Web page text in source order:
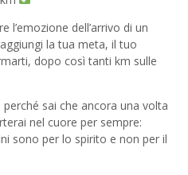
l’emozione dell’arrivo di un
la tua meta, il tuo
dopo così tanti km sulle
perché sai che ancora una volta
nel cuore per sempre:
sono per lo spirito e non per il